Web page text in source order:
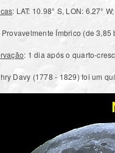
: LAT: 10.98° S, LON: 6.27° W;
Provavelmente Ímbrico (de
: 1 dia após o quarto-
Davy (1778 - 1829) foi um